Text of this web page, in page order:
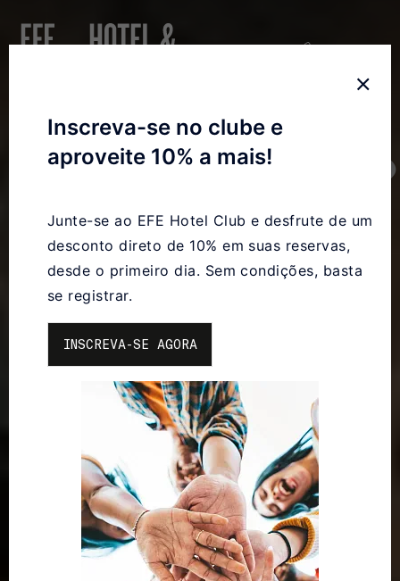
Inscreva-se no clube e
aproveite 10% a mais!
Junte-se ao EFE Hotel Club e desfrute de um
desconto direto de 10% em suas reservas,
desde o primeiro dia. Sem condições, basta
se registrar.
INSCREVA-SE AGORA